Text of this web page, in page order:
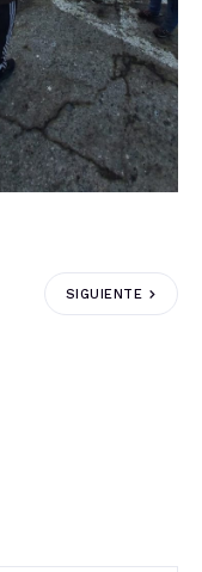
SIGUIENTE